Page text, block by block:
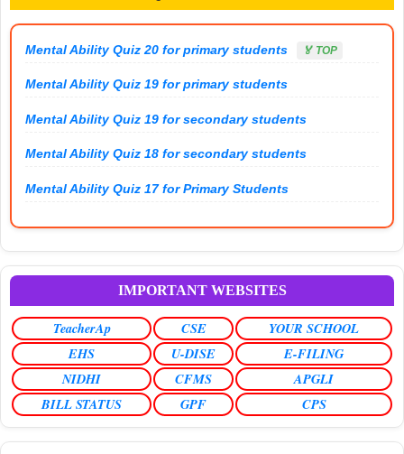
Mental Ability Quiz 20 for primary students 🏅 TOP
Mental Ability Quiz 19 for primary students
Mental Ability Quiz 19 for secondary students
Mental Ability Quiz 18 for secondary students
Mental Ability Quiz 17 for Primary Students
IMPORTANT WEBSITES
TeacherAp CSE
YOUR SCHOOL
EHS
U-DISE
E-FILING
NIDHI
CFMS
APGLI
BILL STATUS
GPF CPS